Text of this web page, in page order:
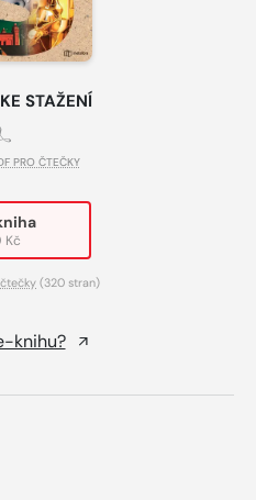
STAŽENÍ
PRO ČTEČKY
Kč
(320 stran)
knihu?